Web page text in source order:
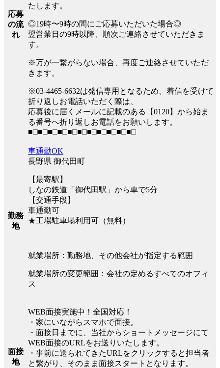
応募
の流
れ
たします。
◎19時〜9時の間にご応募いただいた場合◎
翌営業日の9時以降、順次ご連絡させていただきま
す。
※万が一繋がらない場合、再度ご連絡させていただ
きます。
※03-4465-6632は発信専用となるため、着信を受けて
折り返しお電話いただく際は、
応募後に届くメールに記載のある【0120】から始ま
る番号へ折り返しお電話をお願いします。
■□■□■□■□■□■□■□■□■□■□■□
勤務
地
車通勤OK
長野県 御代田町
【最寄駅】
しなの鉄道「御代田駅」から車で5分
【交通手段】
車通勤可
★工場駐車場利用可（無料）
就業場所：勤務地、その他会社が指定する範囲
就業場所の変更範囲：会社の定めるすべてのオフィ
ス
面接
地
WEB面接実施中！全国対応！
・家にいながらスマホで面接。
・面接日までに、当社からショートメッセージにて
WEB面接のURLをお送りいたします。
・事前に送られてきたURLをクリックすると担当者
と繋がり、そのまま面接スタートとなります。